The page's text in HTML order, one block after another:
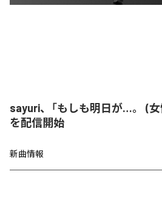
sayuri、「もしも明日が…。 (女
を配信開始
新曲情報